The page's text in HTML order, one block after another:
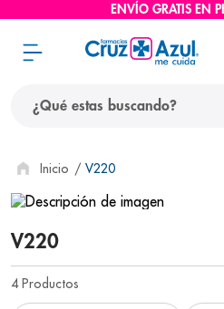
ENVÍO GRATIS EN
V220
V220
4Productos
términos más buscados
1. protector solar
2.
3. eucerin
4. cerave